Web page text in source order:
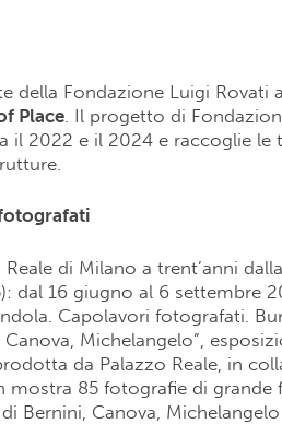
della Fondazione Luigi Rovati
Place. Il progetto di
il 2022 e il 2024 e raccoglie le
di Milano a trent’anni
dal 16 giugno al 6 settembre
Capolavori fotografati.
Michelangelo”,
da Palazzo Reale, in
mostra 85 fotografie di grande
Bernini, Canova,